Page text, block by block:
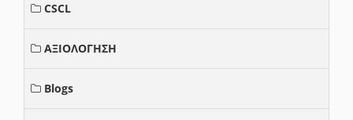
CSCL
ΑΞΙΟΛΟΓΗΣΗ
Blogs